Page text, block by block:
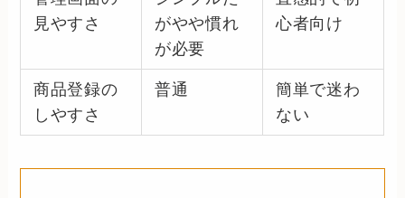
見やすさ
がやや慣れ
が必要
心者向け
商品登録の
しやすさ
普通
簡単で迷わ
ない